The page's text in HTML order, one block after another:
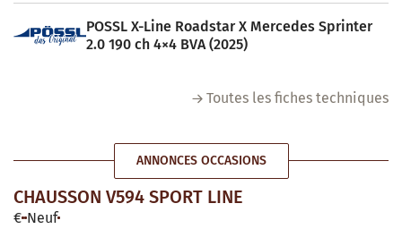
POSSL X-Line Roadstar X Mercedes Sprinter
2.0 190 ch 4×4 BVA (2025)
Toutes les fiches techniques
ANNONCES OCCASIONS
CHAUSSON V594 SPORT LINE
€ Neuf